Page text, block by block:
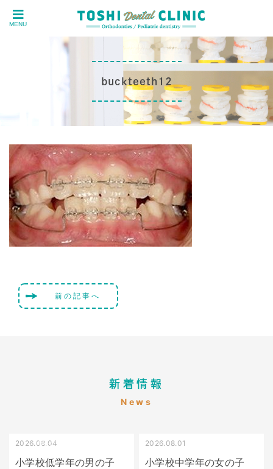
MENU
buckteeth12
前の記事へ
新着情報
News
受け口（しゃくれている）
2026.08.04
小学校低学年の男の子
2026.08.01
小学校中学年の女の子